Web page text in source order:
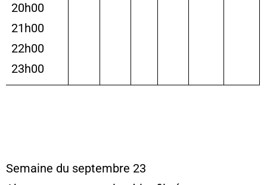
20h00
21h00
22h00
23h00
Semaine du septembre 23